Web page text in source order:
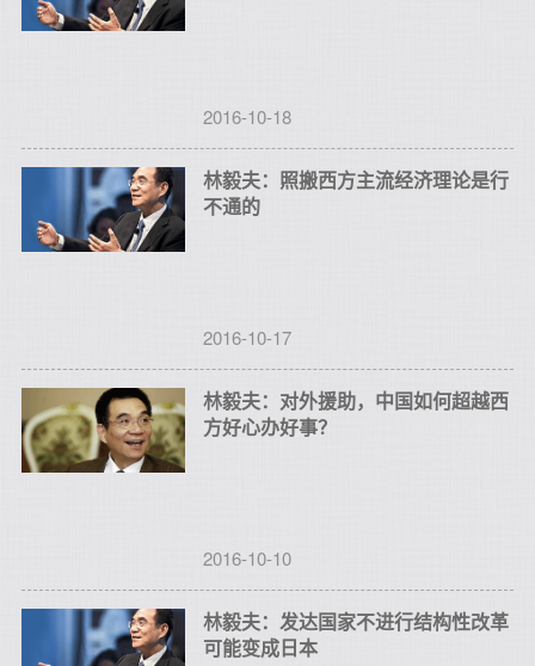
2016-10-18
林毅夫：照搬西方主流经济理论是行
不通的
2016-10-17
林毅夫：对外援助，中国如何超越西
方好心办好事？
2016-10-10
林毅夫：发达国家不进行结构性改革
可能变成日本